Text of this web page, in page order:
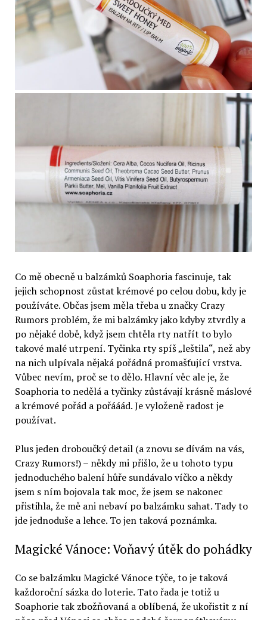
Co mě obecně u balzámků Soaphoria fascinuje, tak
jejich schopnost zůstat krémové po celou dobu, kdy je
používáte. Občas jsem měla třeba u značky Crazy
Rumors problém, že mi balzámky jako kdyby ztvrdly a
po nějaké době, když jsem chtěla rty natřít to bylo
takové malé utrpení. Tyčinka rty spíš „leštila“, než aby
na nich ulpívala nějaká pořádná promašťující vrstva.
Vůbec nevím, proč se to dělo. Hlavní věc ale je, že
Soaphoria to nedělá a tyčinky zůstávají krásně máslové
a krémové pořád a pořááád. Je vyloženě radost je
používat.
Plus jeden droboučký detail (a znovu se dívám na vás,
Crazy Rumors!) – někdy mi přišlo, že u tohoto typu
jednoduchého balení hůře sundávalo víčko a někdy
jsem s ním bojovala tak moc, že jsem se nakonec
přistihla, že mě ani nebaví po balzámku sahat. Tady to
jde jednoduše a lehce. To jen taková poznámka.
Magické Vánoce: Voňavý útěk do pohádky
Co se balzámku Magické Vánoce týče, to je taková
každoroční sázka do loterie. Tato řada je totiž u
Soaphorie tak zbožňovaná a oblíbená, že ukořistit z ní